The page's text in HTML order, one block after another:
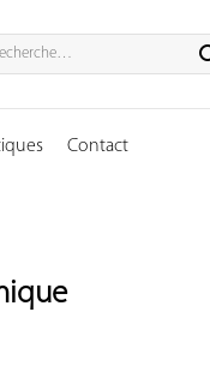
:
Contact